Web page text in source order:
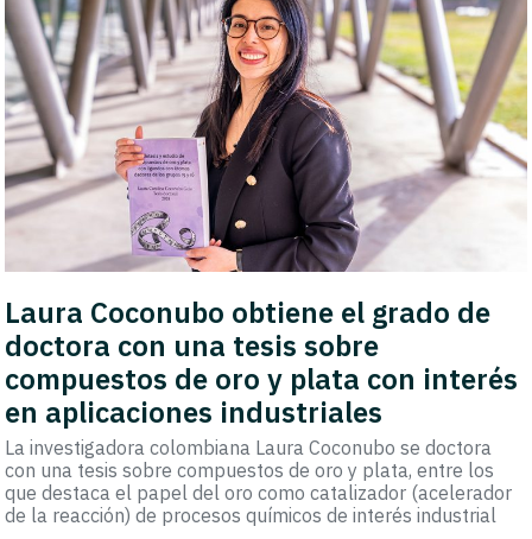
Laura Coconubo obtiene el grado de
doctora con una tesis sobre
compuestos de oro y plata con interés
en aplicaciones industriales
La investigadora colombiana Laura Coconubo se doctora
con una tesis sobre compuestos de oro y plata, entre los
que destaca el papel del oro como catalizador (acelerador
de la reacción) de procesos químicos de interés industrial